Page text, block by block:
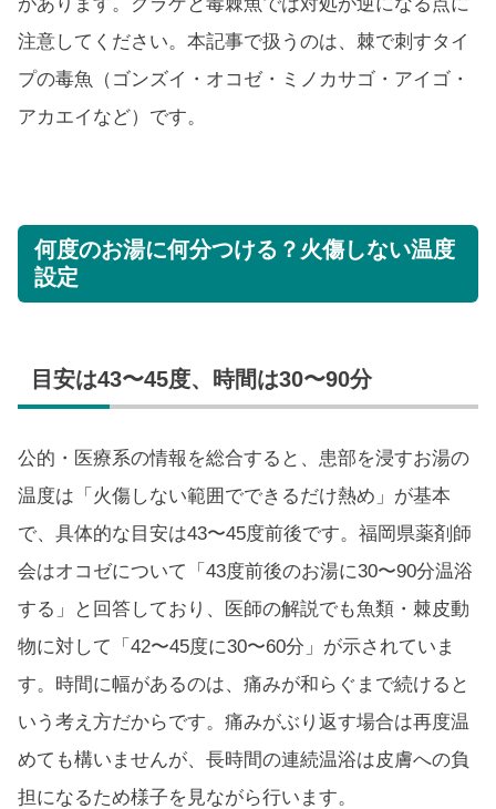
注意してください。本記事で扱うのは、棘で刺すタイ
プの毒魚（ゴンズイ・オコゼ・ミノカサゴ・アイゴ・
アカエイなど）です。
何度のお湯に何分つける？火傷しない温度
設定
目安は43〜45度、時間は30〜90分
公的・医療系の情報を総合すると、患部を浸すお湯の
温度は「火傷しない範囲でできるだけ熱め」が基本
で、具体的な目安は43〜45度前後です。福岡県薬剤師
会はオコゼについて「43度前後のお湯に30〜90分温浴
する」と回答しており、医師の解説でも魚類・棘皮動
物に対して「42〜45度に30〜60分」が示されていま
す。時間に幅があるのは、痛みが和らぐまで続けると
いう考え方だからです。痛みがぶり返す場合は再度温
めても構いませんが、長時間の連続温浴は皮膚への負
担になるため様子を見ながら行います。